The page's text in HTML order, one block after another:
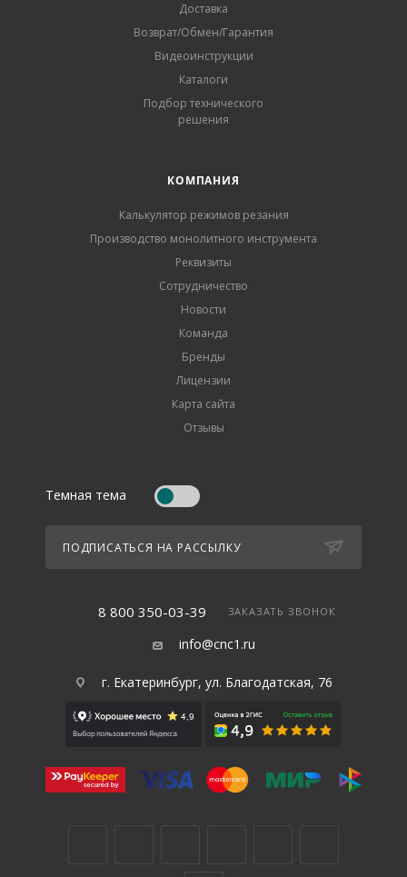
Доставка
Возврат/Обмен/Гарантия
Видеоинструкции
Каталоги
Подбор технического
решения
КОМПАНИЯ
Калькулятор режимов резания
Производство монолитного инструмента
Реквизиты
Сотрудничество
Новости
Команда
Бренды
Лицензии
Карта сайта
Отзывы
Темная тема
ПОДПИСАТЬСЯ НА РАССЫЛКУ
8 800 350-03-39 ЗАКАЗАТЬ ЗВОНОК
info@cnc1.ru
г. Екатеринбург, ул. Благодатская, 76